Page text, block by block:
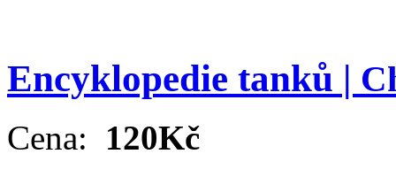
Encyklopedie tanků |
Cena: 120Kč